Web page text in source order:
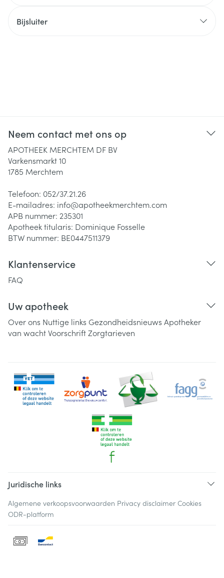
Bijsluiter
Neem contact met ons op
APOTHEEK MERCHTEM DF BV
Varkensmarkt 10
1785 Merchtem
Telefoon: 052/37.21.26
E-mailadres: info@apotheekmerchtem.com
APB nummer: 235301
Apotheek titularis: Dominique Fosselle
BTW nummer: BE0447511379
Klantenservice
FAQ
Uw apotheek
Over ons Nuttige links Gezondheidsnieuws Apotheker
van wachtVoorschriftZorgtarieven
Juridische links
Algemene verkoopsvoorwaarden Privacy disclaimer Cookies
ODR-platform